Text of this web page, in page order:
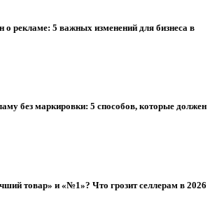
о рекламе: 5 важных изменений для бизнеса в
без маркировки: 5 способов, которые должен
товар» и «№1»? Что грозит селлерам в 2026